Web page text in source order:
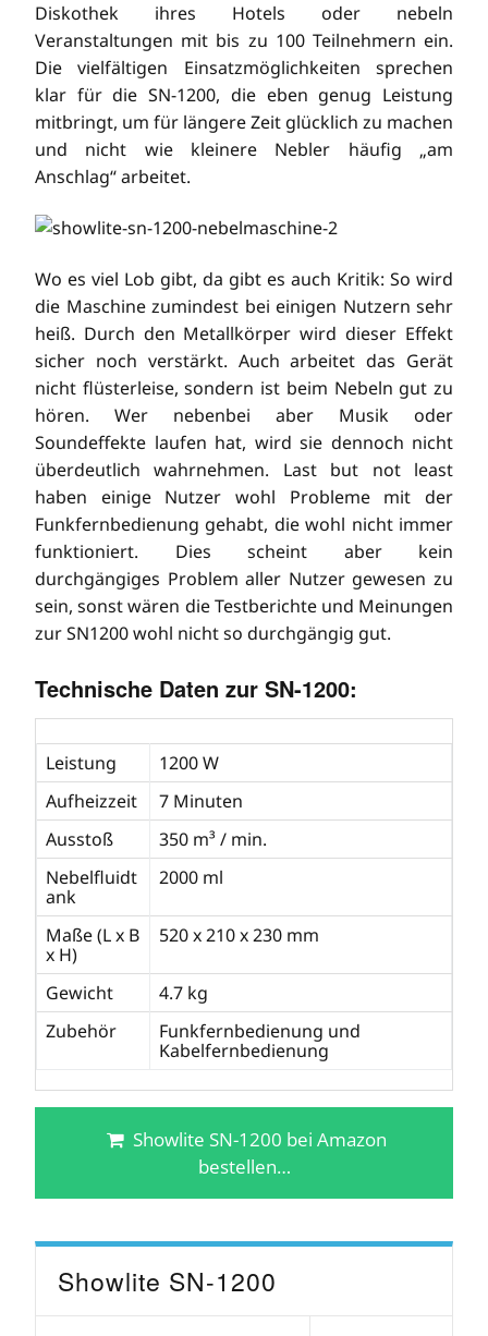
Diskothek ihres Hotels oder nebeln
Veranstaltungen mit bis zu 100 Teilnehmern ein.
Die vielfältigen Einsatzmöglichkeiten sprechen
klar für die SN-1200, die eben genug Leistung
mitbringt, um für längere Zeit glücklich zu machen
und nicht wie kleinere Nebler häufig „am
Anschlag“ arbeitet.
Wo es viel Lob gibt, da gibt es auch Kritik: So wird
die Maschine zumindest bei einigen Nutzern sehr
heiß. Durch den Metallkörper wird dieser Effekt
sicher noch verstärkt. Auch arbeitet das Gerät
nicht flüsterleise, sondern ist beim Nebeln gut zu
hören. Wer nebenbei aber Musik oder
Soundeffekte laufen hat, wird sie dennoch nicht
überdeutlich wahrnehmen. Last but not least
haben einige Nutzer wohl Probleme mit der
Funkfernbedienung gehabt, die wohl nicht immer
funktioniert. Dies scheint aber kein
durchgängiges Problem aller Nutzer gewesen zu
sein, sonst wären die Testberichte und Meinungen
zur SN1200 wohl nicht so durchgängig gut.
Technische Daten zur SN-1200:
Leistung
1200 W
Aufheizzeit
7 Minuten
Ausstoß
350 m³ / min.
Nebelfluidt
ank
2000 ml
Maße (L x B
x H)
520 x 210 x 230 mm
Gewicht
4.7 kg
Zubehör
Funkfernbedienung und
Kabelfernbedienung
Showlite SN-1200 bei Amazon
bestellen…
Showlite SN-1200